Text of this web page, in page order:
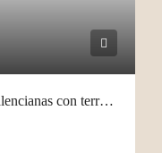
Piso reformado cerca de Cortes Valencianas con terraza